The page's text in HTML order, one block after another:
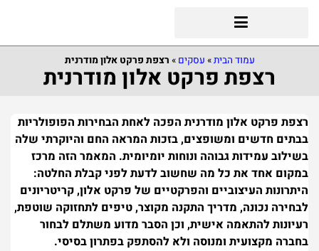
עמוד הבית» עסקים » רצפת פרקט אלון מודרנית
רצפת פרקט אלון מודרנית
רצפת פרקט אלון מודרנית הפכה לאחת הבחירות הפופולריות
בבתים חדשים ומשופצים, בזכות המראה החם והיוקרתי שלה
בשילוב עמידות גבוהה ונוחות יומיומית. המאמר הזה מרכז
במקום אחד את כל מה שחשוב לדעת לפני קבלת החלטה:
היתרונות העיצוביים והפרקטיים של פרקט אלון, קריטריונים
לבחירה נכונה, מדריך התקנה מקוצר, טיפים לתחזוקה שוטפת,
רעיונות להתאמה אישית, וכן הסבר מדוע משתלם לבחור
בחברה מקצועית ומנוסה ולא להסתפק בפתרון בסיסי.